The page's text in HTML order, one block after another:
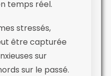
temps réel.
stressés,
être capturée
sur
sur le passé.